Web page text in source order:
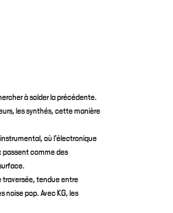
à solder la précédente.
les synthés, cette manière
où l’électronique
passent comme des
traversée, tendue entre
pop. Avec KG, les